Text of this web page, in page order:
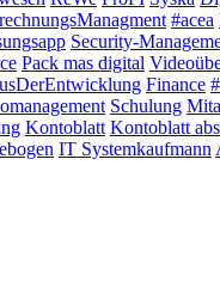
rechnungsManagment #acea
Security-
Pack mas digital
Finance
Schulung
Kontoblatt Kontoblatt
IT Systemkaufmann